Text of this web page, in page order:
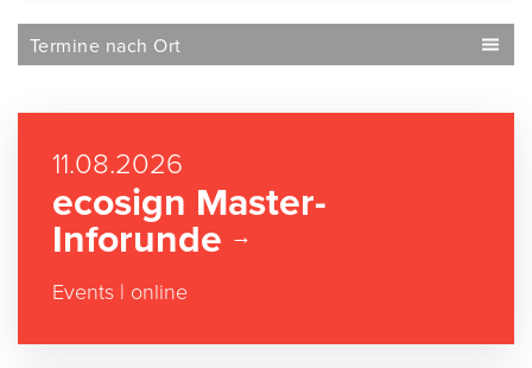
Termine nach Ort
11.08.2026
ecosign Master-
Inforunde
Events | online